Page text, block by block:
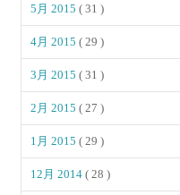
5月 2015( 31 )
4月 2015( 29 )
3月 2015( 31 )
2月 2015( 27 )
1月 2015( 29 )
12月 2014( 28 )